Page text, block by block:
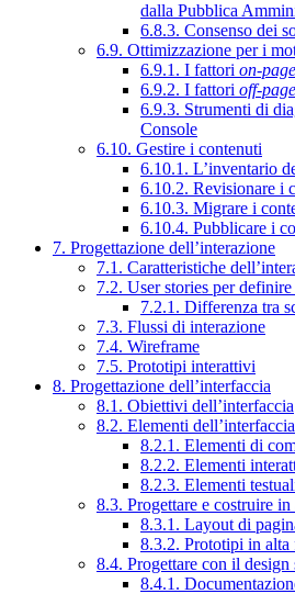
dalla Pubblica
6.8.3. Consenso dei
6.9. Ottimizzazione per i
6.9.1. I fattori on-page
6.9.2. I fattori off-page
6.9.3. Strumenti di
Console
6.10. Gestire i contenuti
6.10.1. L’inventario
6.10.2. Revisionare i
6.10.3. Migrare i
6.10.4. Pubblicare i
7. Progettazione dell’interazione
7.1. Caratteristiche
7.2. User stories per
7.2.1. Differenza tra
7.3. Flussi di interazione
7.4. Wireframe
7.5. Prototipi interattivi
8. Progettazione dell’interfaccia
8.1. Obiettivi dell’interfaccia
8.2. Elementi dell’interfaccia
8.2.1. Elementi di
8.2.2. Elementi
8.2.3. Elementi
8.3. Progettare e costruire in
8.3.1. Layout di
8.3.2. Prototipi in alta
8.4. Progettare con il design
8.4.1.